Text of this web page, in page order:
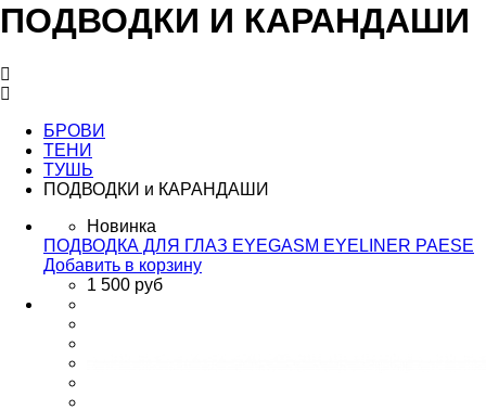
ПОДВОДКИ И КАРАНДАШИ
БРОВИ
ТЕНИ
ТУШЬ
ПОДВОДКИ и КАРАНДАШИ
Новинка
ПОДВОДКА ДЛЯ ГЛАЗ EYEGASM EYELINER PAESE
Добавить в корзину
1 500 руб